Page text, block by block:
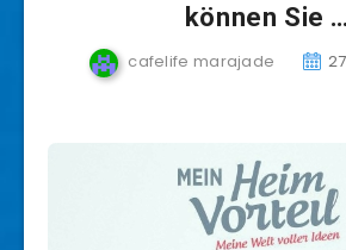
können Sie …
cafelife marajade